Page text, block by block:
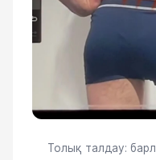
Толық талдау: